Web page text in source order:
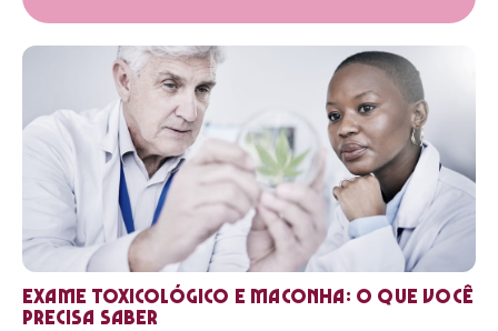
Exame toxicológico e maconha: o que você
precisa saber